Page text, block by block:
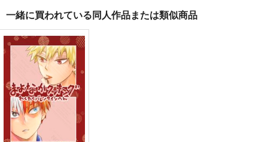
一緒に買われている同人作品または類似商品